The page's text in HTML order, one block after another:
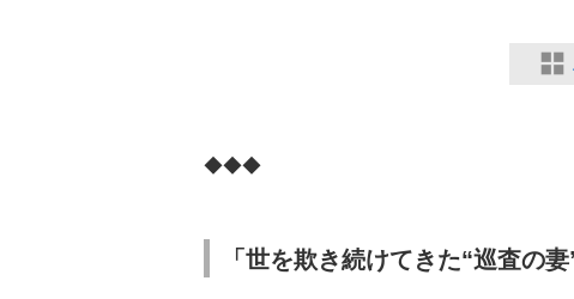
◆◆◆
「世を欺き続けてきた“巡査の妻